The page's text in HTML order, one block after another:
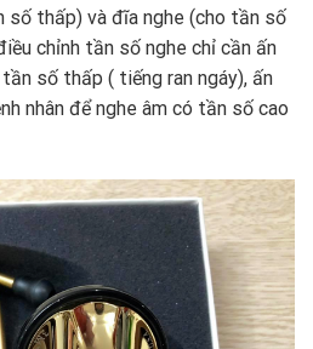
số thấp) và đĩa nghe (cho tần số
chỉnh tần số nghe chỉ cần ấn
số thấp ( tiếng ran ngáy), ấn
nhân để nghe âm có tần số cao